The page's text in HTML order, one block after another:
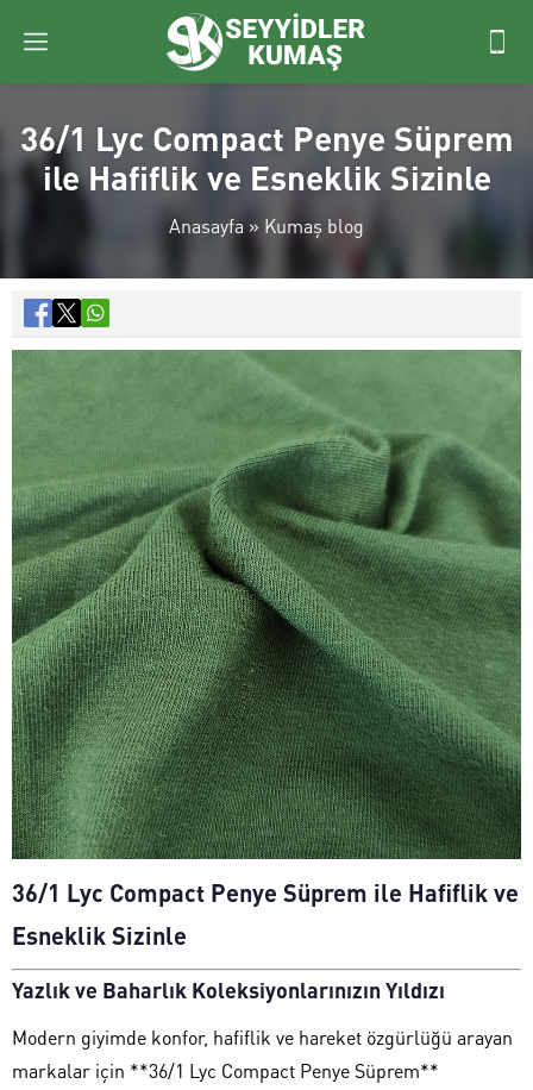
36/1 Lyc Compact Penye Süprem
ile Hafiflik ve Esneklik Sizinle
Anasayfa» Kumaş blog
36/1 Lyc Compact Penye Süprem ile Hafiflik ve
Esneklik Sizinle
Yazlık ve Baharlık Koleksiyonlarınızın Yıldızı
Modern giyimde konfor, hafiflik ve hareket özgürlüğü arayan
markalar için **36/1 Lyc Compact Penye Süprem**